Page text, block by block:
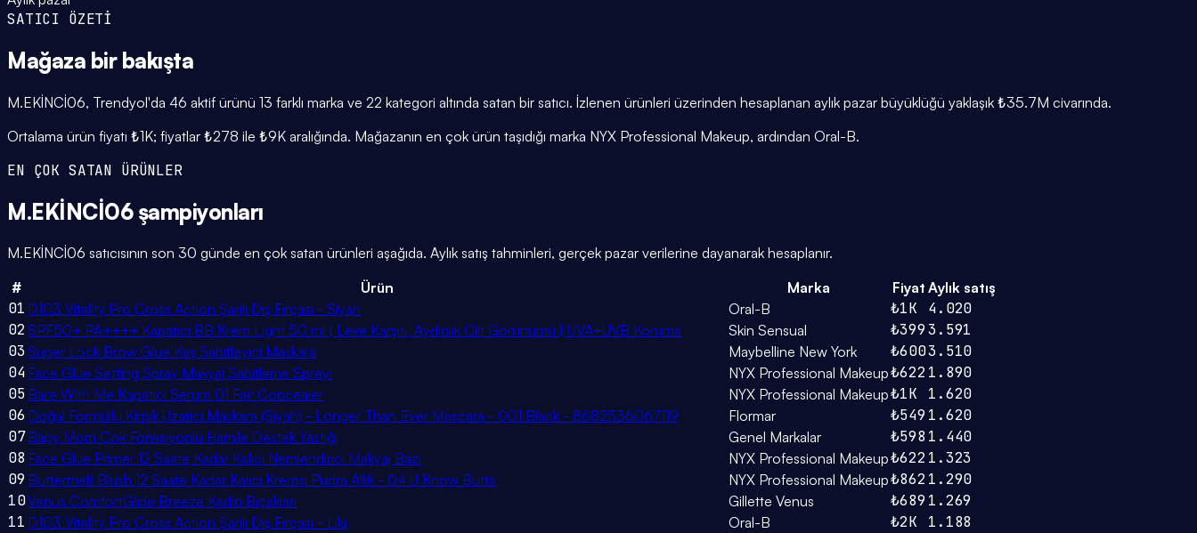
SATICI ÖZETİ
Mağaza bir bakışta
M.EKİNCİ06, Trendyol'da 46 aktif ürünü 13 farklı marka ve 22 kategori altında satan bir satıcı. İzlenen ürünleri üzerinden hesaplanan aylık pazar büyüklüğü yaklaşık ₺35.7M civarında.
Ortalama ürün fiyatı ₺1K; fiyatlar ₺278 ile ₺9K aralığında. Mağazanın en çok ürün taşıdığı marka NYX Professional Makeup, ardından Oral-B.
EN ÇOK SATAN ÜRÜNLER
M.EKİNCİ06 şampiyonları
M.EKİNCİ06 satıcısının son 30 günde en çok satan ürünleri aşağıda. Aylık satış tahminleri, gerçek pazar verilerine dayanarak hesaplanır.
#
Ürün Marka Fiyat Aylık satış
01 D103 Vitality Pro Cross Action Şarjlı Diş Fırçası - Siyah Oral-B ₺1K
4.020
02 SPF50+ PA++++ Kapatıcı BB Krem Light 50 ml | Leke Karşıtı, Aydınlık Cilt Görünümü | UVA+UVB Koruma Skin Sensual ₺3993.591
03Super Lock Brow Glue Kaş Sabitleyici Maskara Maybelline New York ₺6003.510
04 Face Glue Setting Spray Makyaj Sabitleme Spreyi NYX Professional Makeup₺622 1.890
05 Bare With Me Kapatıcı Serum 01 Fair Concealer NYX Professional Makeup₺1K
1.620
06 Doğal Formüllü Kirpik Uzatıcı Maskara (Siyah) - Longer Than Ever Mascara - 001 Black - 8682536067119 Flormar ₺549 1.620
07Baby Mom Çok Fonksiyonlu Hamile Destek Yastığı Genel Markalar ₺598 1.440
08 Face Glue Primer 12 Saate Kadar Kalıcı Nemlendirici Makyaj Bazı NYX Professional Makeup₺622 1.323
09 Buttermelt Blush 12 Saate Kadar Kalıcı Kremsi Pudra Allık - 04 U Know Butta NYX Professional Makeup₺862 1.290
10Venus ComfortGlide Breeze Kadın Bıçakları Gillette Venus ₺689 1.269
11 D103 Vitality Pro Cross Action Şarjlı Diş Fırçası - Lila Oral-B ₺2K
1.188